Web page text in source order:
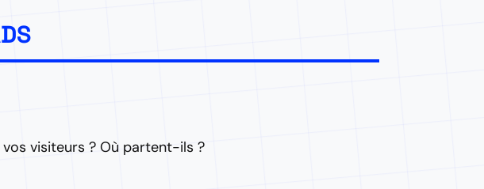
visiteurs ? Où partent-ils ?